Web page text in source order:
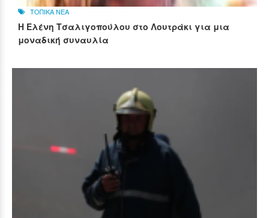
ΤΟΠΙΚΑ ΝΕΑ
Η Ελένη Τσαλιγοπούλου στο Λουτράκι για μια
μοναδική συναυλία